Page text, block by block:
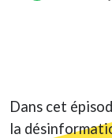
Dans cet
la